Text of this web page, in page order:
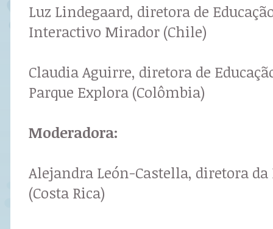
Luz Lindegaard, diretora de
Interactivo Mirador (Chile)
Claudia Aguirre, diretora de
Parque Explora (Colômbia)
Moderadora:
Alejandra León-Castella, diretora
(Costa Rica)